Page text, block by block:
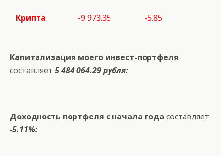
Крипта -9 973.35 -5.85
Капитализация моего инвест-портфеля
составляет 5 484 064.29 рубля:
Доходность портфеля с начала года составляет
-5.11%: